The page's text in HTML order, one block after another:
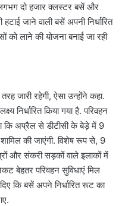
दो हजार क्लस्टर बसें और
जाने वाली बसें अपनी निर्धारित
लाने की योजना बनाई जा रही
जारी रहेगी, ऐसा उन्होंने कहा.
निर्धारित किया गया है. परिवहन
कि अप्रैल से डीटीसी के बेड़े में 9
की जाएंगी. विशेष रूप से, 9
और संकरी सड़कों वाले इलाकों में
बेहतर परिवहन सुविधाएं मिल
कि बसें अपने निर्धारित रूट का